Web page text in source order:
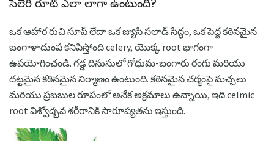
సెలెరీ రూట్ ఎలా లాగా ఉంటుంది?
ఒక ఆహార రుచి సూప్ లేదా ఒక జ్యుసి సలాడ్ సిద్ధం, ఒక పెద్ద కఠినమైన
బంగాళాదుంప కనిపిస్తోంది celery, యొక్క root భాగంగా
ఉపయోగించండి. గడ్డ దినుసులో గోధుమ-బంగారు రంగు మరియు
దట్టమైన కఠినమైన నిర్మాణం ఉంటుంది. కఠినమైన చర్మంపై మచ్చలు
మరియు ప్రబబుల రూపంలో అనేక అక్రమాలు ఉన్నాయి, ఇది celmic
root విశ్వోద్భవ శరీరానికి సారూప్యతను ఇస్తుంది.